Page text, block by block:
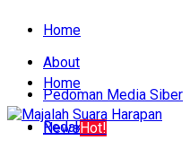
Home
About
Pedoman Media Siber
Redaksi
Home
NewsHot!